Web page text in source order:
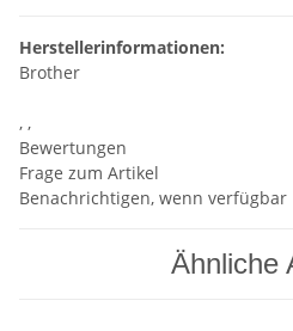
Herstellerinformationen:
Brother
, ,
Bewertungen
Frage zum Artikel
Benachrichtigen, wenn verfügbar
Ähnliche